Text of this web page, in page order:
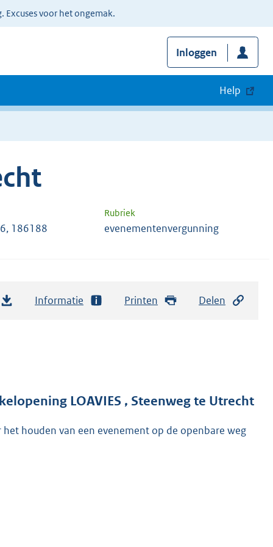
voor het ongemak.
Inloggen
Help
Rubriek
186188 evenementenvergunning
Informatie Printen Delen
LOAVIES , Steenweg te Utrecht
houden van een evenement op de openbare weg